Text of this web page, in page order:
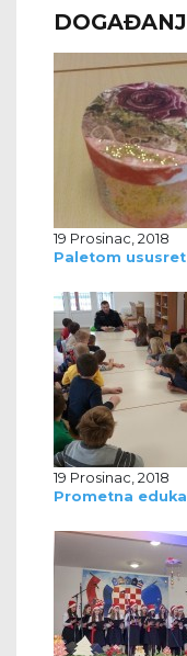
19 Prosinac, 2018
Paletom
19 Prosinac, 2018
Prometna